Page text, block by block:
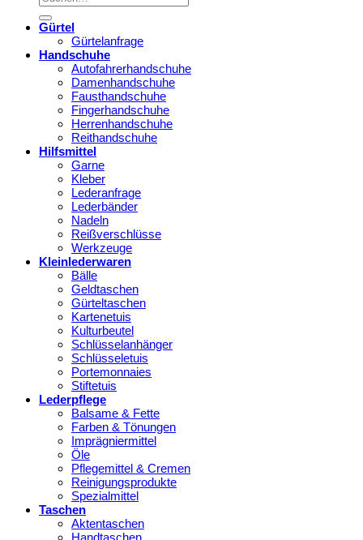
Gürtel
Gürtelanfrage
Handschuhe
Autofahrerhandschuhe
Damenhandschuhe
Fausthandschuhe
Fingerhandschuhe
Herrenhandschuhe
Reithandschuhe
Hilfsmittel
Garne
Kleber
Lederanfrage
Lederbänder
Nadeln
Reißverschlüsse
Werkzeuge
Kleinlederwaren
Bälle
Geldtaschen
Gürteltaschen
Kartenetuis
Kulturbeutel
Schlüsselanhänger
Schlüsseletuis
Portemonnaies
Stiftetuis
Lederpflege
Balsame & Fette
Farben & Tönungen
Imprägniermittel
Öle
Pflegemittel & Cremen
Reinigungsprodukte
Spezialmittel
Taschen
Aktentaschen